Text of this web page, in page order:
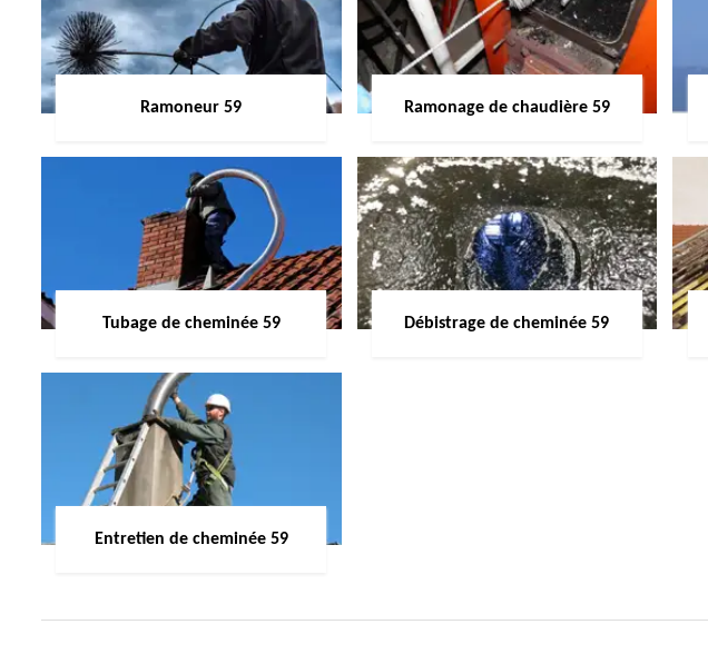
Ramoneur 59 Ramonage de chaudière 59
Tubage de cheminée 59 Débistrage de cheminée 59
Entretien de cheminée 59